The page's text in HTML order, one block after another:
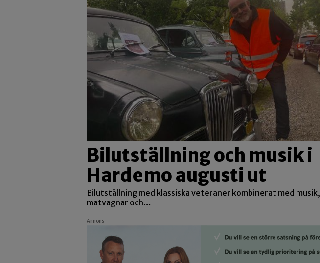
Bilutställning och musik i
Hardemo augusti ut
Bilutställning med klassiska veteraner kombinerat med musik,
matvagnar och…
Annons